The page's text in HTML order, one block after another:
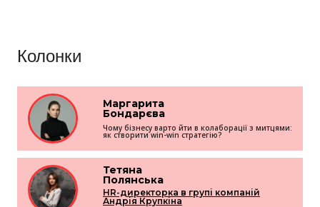
Колонки
Маргарита
Бондарєва
Чому бізнесу варто йти в колаборації з митцями:
як створити win-win стратегію?
Тетяна
Полянська
HR-директорка в групі компаній
Андрія Крупкіна